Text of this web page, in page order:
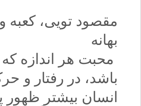
مقصود تویی، کعبه
محبت هر اندازه‌‌ که
باشد، در رفتار و
انسان بیشتر ظهور